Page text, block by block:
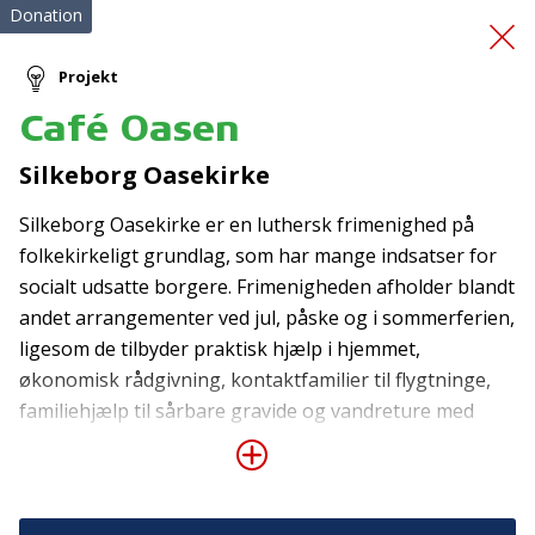
Familier finder
Donation
Projekt
Café Oasen
Silkeborg Oasekirke
Silkeborg Oasekirke er en luthersk frimenighed på
folkekirkeligt grundlag, som har mange indsatser for
socialt udsatte borgere. Frimenigheden afholder blandt
andet arrangementer ved jul, påske og i sommerferien,
ligesom de tilbyder praktisk hjælp i hjemmet,
økonomisk rådgivning, kontaktfamilier til flygtninge,
familiehjælp til sårbare gravide og vandreture med
mentor eller besøgsven. Med denne donation ønsker
Silkeborg Oasekirke at åbne Café Oasen, som skal
Tilmeld nyhedsbrev
De seneste nyheder om TrygFondens og TryghedsGruppens